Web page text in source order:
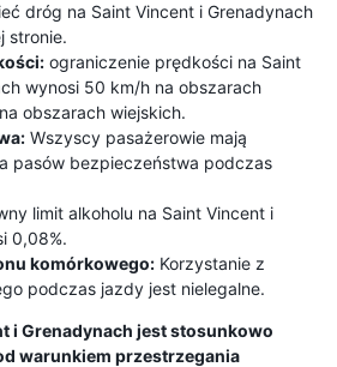
dróg na Saint Vincent i Grenadynach
stronie.
ograniczenie prędkości na Saint
wynosi 50 km/h na obszarach
obszarach wiejskich.
Wszyscy pasażerowie mają
pasów bezpieczeństwa podczas
limit alkoholu na Saint Vincent i
0,08%.
komórkowego: Korzystanie z
podczas jazdy jest nielegalne.
i Grenadynach jest stosunkowo
warunkiem przestrzegania